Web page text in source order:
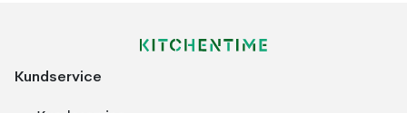
Kundservice